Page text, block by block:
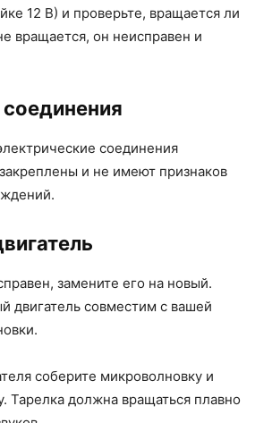
12 В) и проверьте, вращается ли
вращается, он неисправен и
соединения
и не имеют признаков
замените его на новый.
двигатель совместим с вашей
соберите микроволновку и
Тарелка должна вращаться плавно